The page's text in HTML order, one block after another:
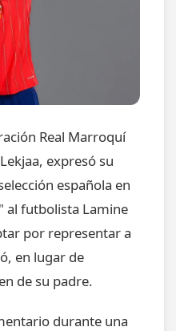
Real Marroquí
expresó su
española en
al futbolista Lamine
por representar a
en lugar de
de su padre.
durante una